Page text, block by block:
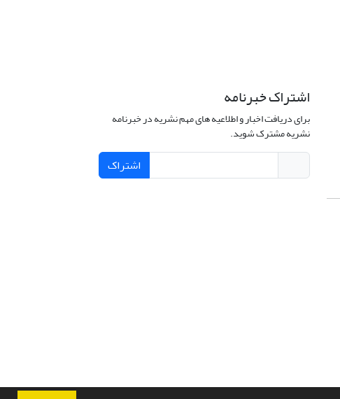
اشتراک خبرنامه
برای دریافت اخبار و اطلاعیه های مهم نشریه در خبرنامه
نشریه مشترک شوید.
اشتراک